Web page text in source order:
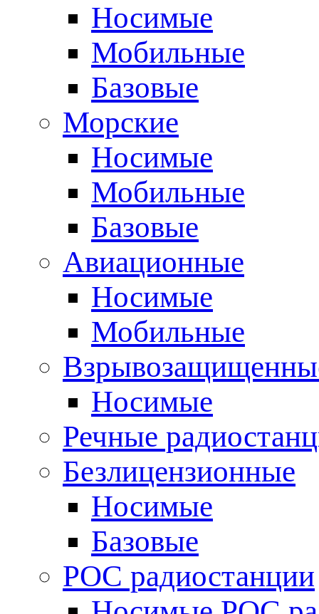
Носимые
Мобильные
Базовые
Морские
Носимые
Мобильные
Базовые
Авиационные
Носимые
Мобильные
Носимые
Речные
Безлицензионные
Носимые
Базовые
POC радиостанции